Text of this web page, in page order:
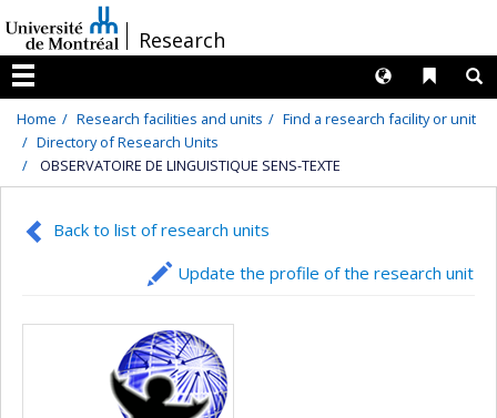
au
contenu
/Research
Menu
Liens
Langues
Home Research facilities and units
Find a research facility or unit
Directory of Research Units
OBSERVATOIRE DE LINGUISTIQUE SENS-TEXTE
Back to list of research units
Update the profile of the research unit